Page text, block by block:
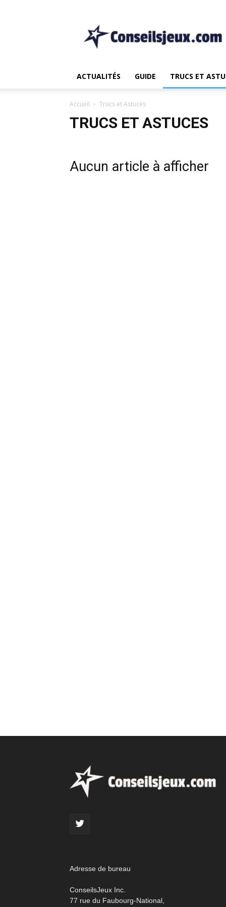
non.
1
Source
les
Guide
Jeux
ACTUALITÉS GUIDE TRUCS ET
Accueil Trucs et Astuces
TRUCS ET ASTUCES
Aucun article à afficher
Adresse de bureau
ConseilsJeux Inc.
77 rue du Faubourg-National,